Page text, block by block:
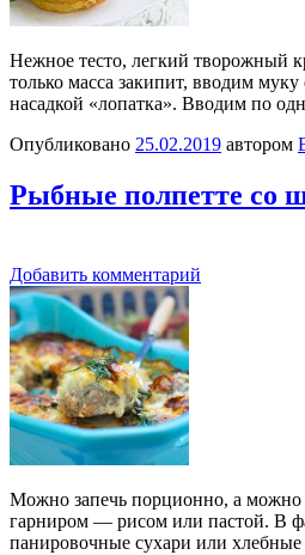
Нежное тесто, легкий творожный
только масса закипит, вводим
насадкой «лопатка». Вводим по
Опубликовано 25.02.2019 автором
Рыбные полпетте со
Добавить комментарий
Можно запечь порционно, а можно
гарниром — рисом или пастой. В
панировочные сухари или